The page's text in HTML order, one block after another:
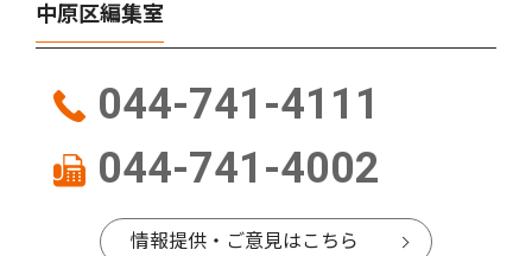
中原区編集室
044-741-4111
044-741-4002
情報提供・ご意見はこちら